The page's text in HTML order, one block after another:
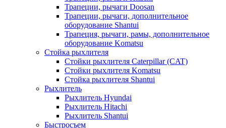
Трапеции, рычаги Doosan
Трапеции, рычаги, дополнительное
оборудование Shantui
Трапеция, рычаги, рамы, дополнительное
оборудование Komatsu
Стойка рыхлителя
Стойки рыхлителя Caterpillar (CAT)
Стойки рыхлителя Komatsu
Стойка рыхлителя Shantui
Рыхлитель
Рыхлитель Hyundai
Рыхлитель Hitachi
Рыхлитель Shantui
Быстросъем